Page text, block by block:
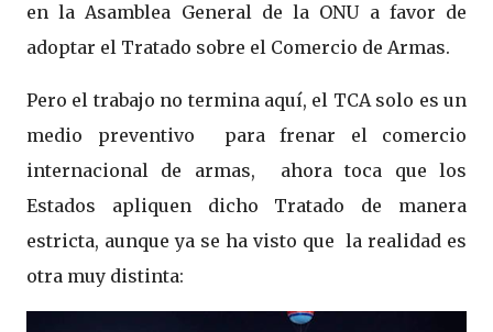
en la Asamblea General de la ONU a favor de
adoptar el Tratado sobre el Comercio de Armas.
Pero el trabajo no termina aquí, el TCA solo es un
medio preventivo para frenar el comercio
internacional de armas, ahora toca que los
Estados apliquen dicho Tratado de manera
estricta, aunque ya se ha visto que la realidad es
otra muy distinta: